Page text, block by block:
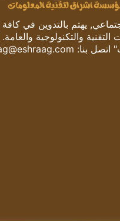
يهتم بالتدوين في كافة
التقنية والتكنولوجية
اتصل بنا: